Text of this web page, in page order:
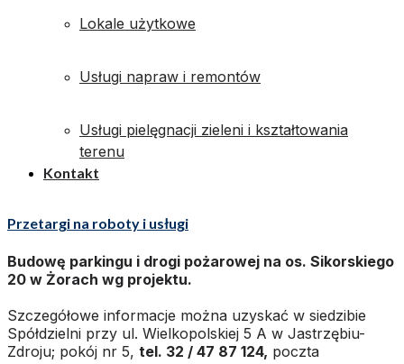
Lokale użytkowe
Usługi napraw i remontów
Usługi pielęgnacji zieleni i kształtowania
terenu
Kontakt
Przetargi na roboty i usługi
Budowę parkingu i drogi pożarowej na os. Sikorskiego
20 w Żorach wg projektu.
Szczegółowe informacje można uzyskać w siedzibie
Spółdzielni przy ul. Wielkopolskiej 5 A w Jastrzębiu-
Zdroju; pokój nr 5, tel. 32 / 47 87 124, poczta